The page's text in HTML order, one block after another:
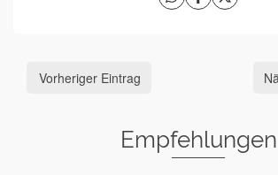
Vorheriger Eintrag
Empfehlungen